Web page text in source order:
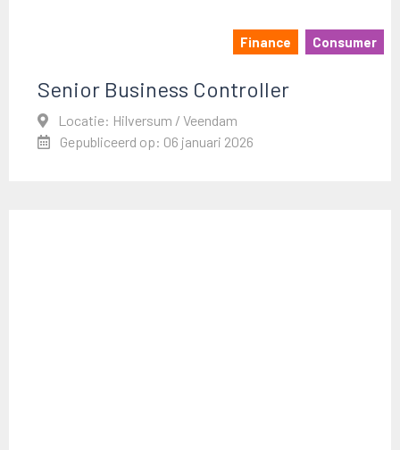
Finance Consumer
Senior Business Controller
Locatie: Hilversum / Veendam
Gepubliceerd op: 06 januari 2026